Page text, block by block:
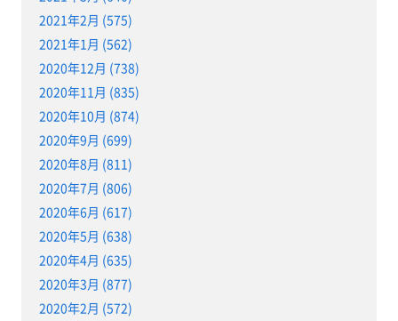
2021年2月 (575)
2021年1月 (562)
2020年12月 (738)
2020年11月 (835)
2020年10月 (874)
2020年9月 (699)
2020年8月 (811)
2020年7月 (806)
2020年6月 (617)
2020年5月 (638)
2020年4月 (635)
2020年3月 (877)
2020年2月 (572)